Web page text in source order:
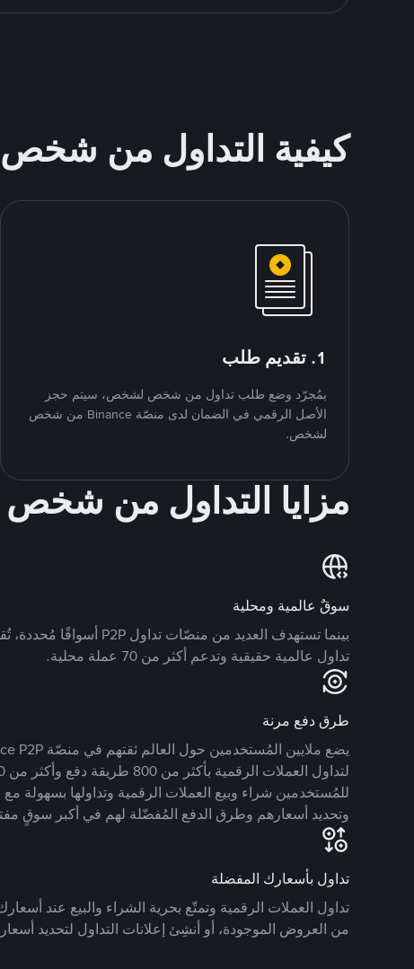
كيفية التداول من
1. تقديم طلب
بمُجرّد وضع طلب تداول من شخص لشخص، سيتم حجز
الأصل الرقمي في الضمان لدى منصّة Binance من شخص
لشخص.
مزايا التداول من
سوقٌ عالمية ومحلية
تداول عالمية حقيقية وتدعم أكثر من 70 عملة محلية.
طرق دفع مرنة
للمُستخدمين شراء وبيع العملات الرقمية وتداولها بسهولة
وتحديد أسعارهم وطرق الدفع المُفضّلة لهم في أكبر سوقٍ
تداول بأسعارك المفضلة
تداول العملات الرقمية وتمتّع بحرية الشراء والبيع عند
من العروض الموجودة، أو أنشِئ إعلانات التداول لتحديد